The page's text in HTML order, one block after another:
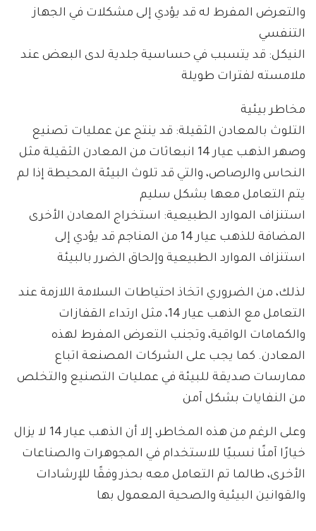
والتعرض المفرط له قد يؤدي إلى مشكلات في الجهاز
التنفسي
النيكل: قد يتسبب في حساسية جلدية لدى البعض عند
ملامسته لفترات طويلة
مخاطر بيئية
التلوث بالمعادن الثقيلة: قد ينتج عن عمليات تصنيع
وصهر الذهب عيار 14 انبعاثات من المعادن الثقيلة مثل
النحاس والرصاص، والتي قد تلوث البيئة المحيطة إذا لم
يتم التعامل معها بشكل سليم
استنزاف الموارد الطبيعية: استخراج المعادن الأخرى
المضافة للذهب عيار 14 من المناجم قد يؤدي إلى
استنزاف الموارد الطبيعية وإلحاق الضرر بالبيئة
لذلك، من الضروري اتخاذ احتياطات السلامة اللازمة عند
التعامل مع الذهب عيار 14، مثل ارتداء القفازات
والكمامات الواقية، وتجنب التعرض المفرط لهذه
المعادن. كما يجب على الشركات المصنعة اتباع
ممارسات صديقة للبيئة في عمليات التصنيع والتخلص
من النفايات بشكل آمن
وعلى الرغم من هذه المخاطر، إلا أن الذهب عيار 14 لا يزال
خيارًا آمنًا نسبيًا للاستخدام في المجوهرات والصناعات
الأخرى، طالما تم التعامل معه بحذر وفقًا للإرشادات
والقوانين البيئية والصحية المعمول بها